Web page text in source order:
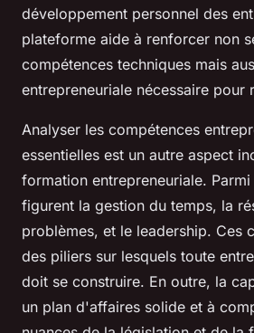
développement personnel des
plateforme aide à renforcer non
compétences techniques mais
entrepreneuriale nécessaire pour
Analyser les compétences
essentielles est un autre aspect
formation entrepreneuriale.
figurent la gestion du temps, la
problèmes, et le leadership. Ces
des piliers sur lesquels toute
doit se construire. En outre, la
un plan d'affaires solide et à